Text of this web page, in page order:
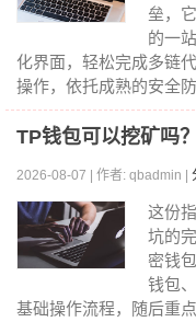
垒，
的一
化界面，轻松完成多链
操作，依托成熟的安全
TP钱包可以挖矿吗
2026-08-07 | 作者: qbadmin |
这份
坑的
密钱
钱包
基础操作流程，随后重